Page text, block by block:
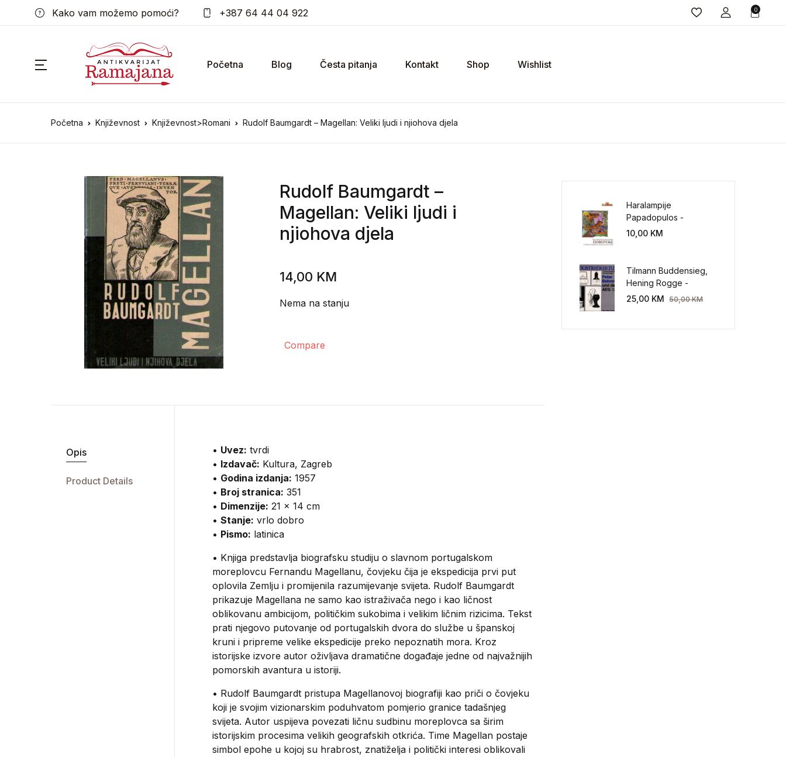
Kako vam možemo pomoći? +387 64 44 04 922 0
Početna Blog Česta pitanja Kontakt Shop Wishlist
Početna Književnost Književnost>Romani Rudolf Baumgardt – Magellan: Veliki ljudi i njiohova djela
Rudolf Baumgardt –
Magellan: Veliki ljudi i
njiohova djela
14,00 KM
Nema na stanju
Compare
Opis
Product Details
• Uvez: tvrdi
• Izdavač: Kultura, Zagreb
• Godina izdanja: 1957
• Broj stranica: 351
• Dimenzije: 21 x 14 cm
• Stanje: vrlo dobro
• Pismo: latinica
• Knjiga predstavlja biografsku studiju o slavnom portugalskom
moreplovcu Fernandu Magellanu, čovjeku čija je ekspedicija prvi put
oplovila Zemlju i promijenila razumijevanje svijeta. Rudolf Baumgardt
prikazuje Magellana ne samo kao istraživača nego i kao ličnost
oblikovanu ambicijom, političkim sukobima i velikim ličnim rizicima. Tekst
prati njegovo putovanje od portugalskih dvora do službe u španskoj
kruni i pripreme velike ekspedicije preko nepoznatih mora. Kroz
istorijske izvore autor oživljava dramatične događaje jedne od najvažnijih
pomorskih avantura u istoriji.
• Rudolf Baumgardt pristupa Magellanovoj biografiji kao priči o čovjeku
koji je svojim vizionarskim poduhvatom pomjerio granice tadašnjeg
svijeta. Autor uspijeva povezati ličnu sudbinu moreplovca sa širim
istorijskim procesima velikih geografskih otkrića. Time Magellan postaje
simbol epohe u kojoj su hrabrost, znatiželja i politički interesi oblikovali
Haralampije
Papadopulos -
Poverenje: sloboda od
10,00 KM
Tilmann Buddensieg,
Hening Rogge -
Industriekultur: Peter
25,00 KM 50,00KM